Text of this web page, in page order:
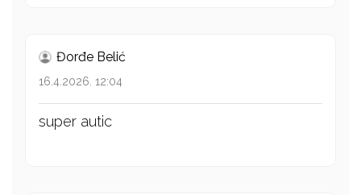
Đorđe Belić
16.4.2026. 12:04
super autic